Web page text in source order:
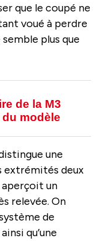
que le coupé ne
voué à perdre
plus que
de la M3
modèle
une
extrémités deux
aperçoit un
relevée. On
de
qu’une